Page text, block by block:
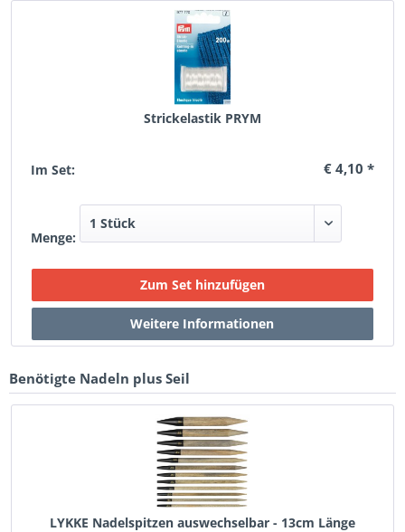
Strickelastik PRYM
Im Set: € 4,10 *
Menge:
Benötigte Nadeln plus Seil
LYKKE Nadelspitzen auswechselbar - 13cm Länge